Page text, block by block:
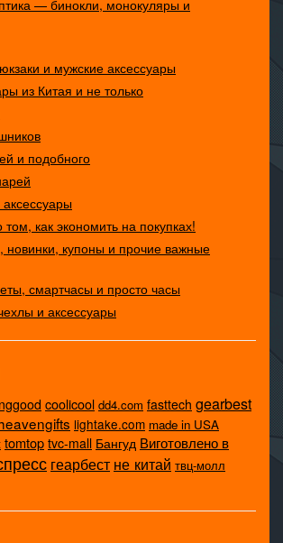
— бинокли, монокуляры и
и мужские аксессуары
из Китая и не только
и подобного
как экономить на покупках!
новинки, купоны и прочие важные
смартчасы и просто часы
и аксессуары
coolicool dd4.com fasttech gearbest
lightake.com made in USA
tomtop tvc-mall Бангуд Виготовлено в
геарбест не китай твц-молл